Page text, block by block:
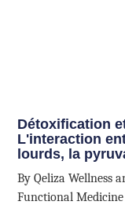
Détoxification
L'interaction
lourds, la
By Qeliza Wellness
Functional